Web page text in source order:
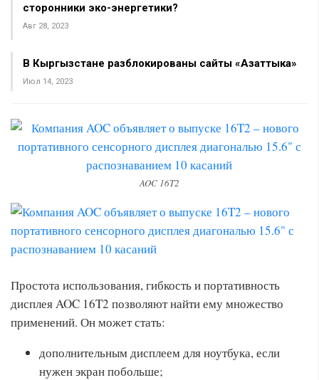
сторонники эко-энергетики?
Авг 28, 2023
В Кыргызстане разблокированы сайты «Азаттыка»
Июл 14, 2023
AOC 16T2
Простота использования, гибкость и портативность
дисплея AOC 16T2 позволяют найти ему множество
применений. Он может стать:
дополнительным дисплеем для ноутбука, если
нужен экран побольше;